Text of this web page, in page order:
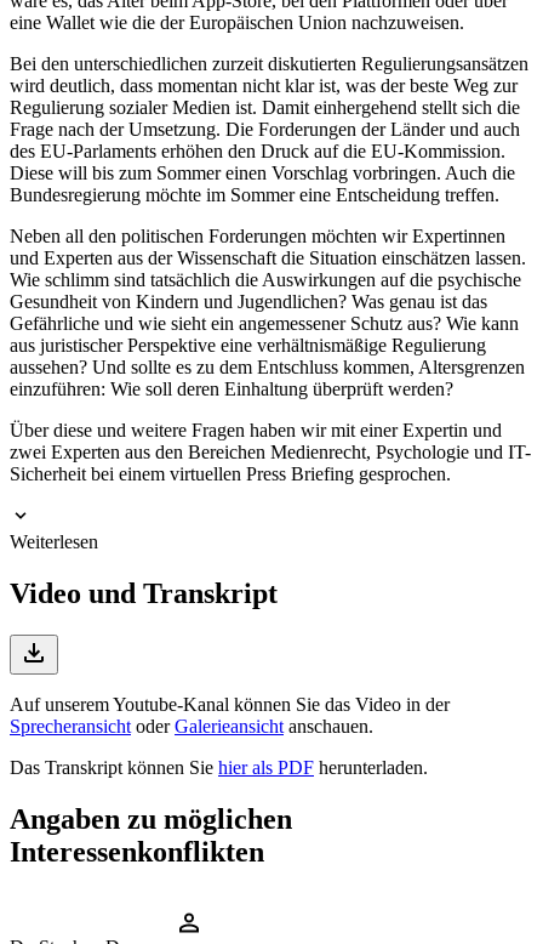
eine Wallet wie die der Europäischen Union nachzuweisen.
Bei den unterschiedlichen zurzeit diskutierten Regulierungsansätzen
wird deutlich, dass momentan nicht klar ist, was der beste Weg zur
Regulierung sozialer Medien ist. Damit einhergehend stellt sich die
Frage nach der Umsetzung. Die Forderungen der Länder und auch
des EU-Parlaments erhöhen den Druck auf die EU-Kommission.
Diese will bis zum Sommer einen Vorschlag vorbringen. Auch die
Bundesregierung möchte im Sommer eine Entscheidung treffen.
Neben all den politischen Forderungen möchten wir Expertinnen
und Experten aus der Wissenschaft die Situation einschätzen lassen.
Wie schlimm sind tatsächlich die Auswirkungen auf die psychische
Gesundheit von Kindern und Jugendlichen? Was genau ist das
Gefährliche und wie sieht ein angemessener Schutz aus? Wie kann
aus juristischer Perspektive eine verhältnismäßige Regulierung
aussehen? Und sollte es zu dem Entschluss kommen, Altersgrenzen
einzuführen: Wie soll deren Einhaltung überprüft werden?
Über diese und weitere Fragen haben wir mit einer Expertin und
zwei Experten aus den Bereichen Medienrecht, Psychologie und IT-
Sicherheit bei einem virtuellen Press Briefing gesprochen.
Weiterlesen
Video und Transkript
Auf unserem Youtube-Kanal können Sie das Video in der
Sprecheransicht oder Galerieansicht anschauen.
Das Transkript können Sie hier als PDF herunterladen.
Angaben zu möglichen
Interessenkonflikten